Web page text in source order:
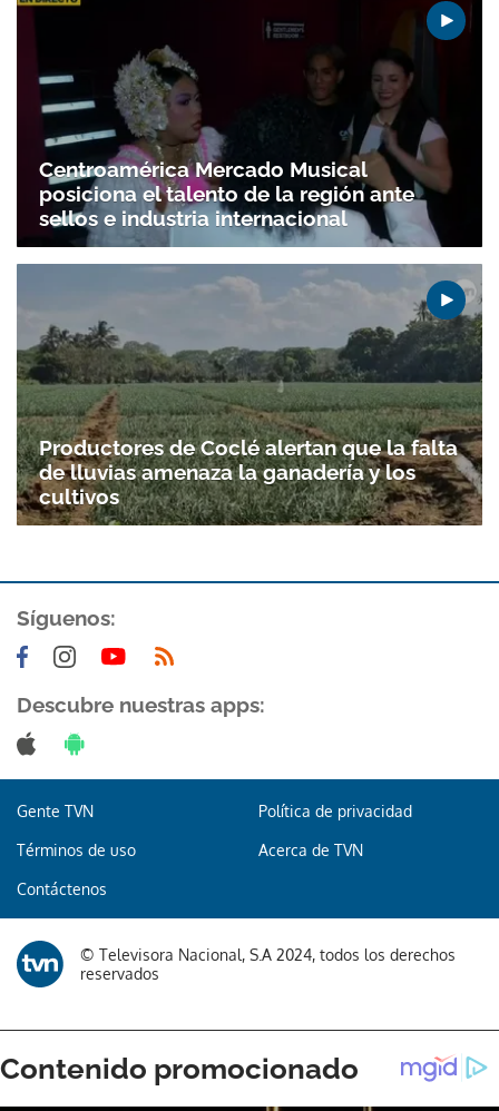
Gracias por suscribirte a nuestro boletín.
Centroamérica Mercado Musical
posiciona el talento de la región ante
sellos e industria internacional
Productores de Coclé alertan que la falta
de lluvias amenaza la ganadería y los
cultivos
Síguenos:
Descubre nuestras apps:
Gente TVN Política de privacidad
Términos de uso Acerca de TVN
Contáctenos
© Televisora Nacional, S.A 2024, todos los derechos
reservados